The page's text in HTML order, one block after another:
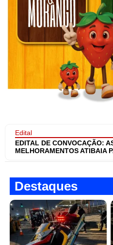
Edital
EDITAL DE CONVOCAÇÃO:
MELHORAMENTOS ATIBAIA
Destaques